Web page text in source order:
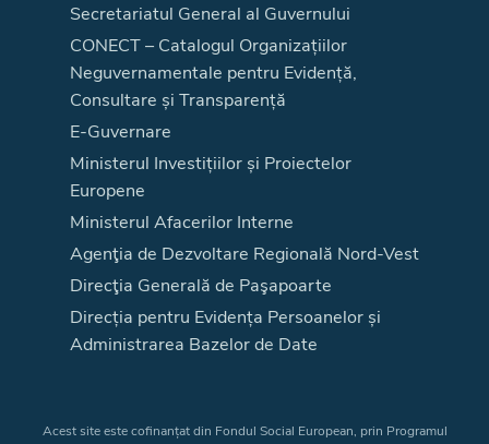
Secretariatul General al Guvernului
CONECT – Catalogul Organizațiilor
Neguvernamentale pentru Evidență,
Consultare și Transparență
E-Guvernare
Ministerul Investițiilor și Proiectelor
Europene
Ministerul Afacerilor Interne
Agenţia de Dezvoltare Regională Nord-Vest
Direcţia Generală de Paşapoarte
Direcția pentru Evidența Persoanelor și
Administrarea Bazelor de Date
Acest site este cofinanțat din Fondul Social European, prin Programul